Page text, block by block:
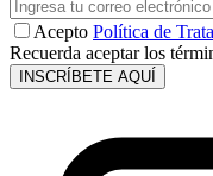
Acepto Política de
Recuerda aceptar los
INSCRÍBETE AQUÍ